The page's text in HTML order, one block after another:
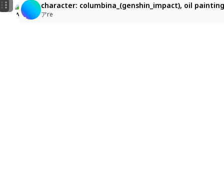
character: columbina_(genshin_impact), 1girl,
BaiLy - (1)
Columbinaaa ❤️
Lunestica
character: columbina_(genshin_impact), oil
アre